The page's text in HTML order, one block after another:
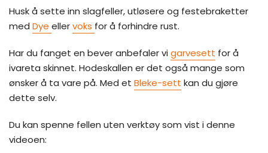
Husk å sette inn slagfeller, utløsere og festebraketter
med Dye ellervoks for å forhindre rust.
Har du fanget en bever anbefaler vigarvesett for å
ivareta skinnet. Hodeskallen er det også mange som
ønsker å ta vare på. Med et Bleke-sett kan du gjøre
dette selv.
Du kan spenne fellen uten verktøy som vist i denne
videoen: